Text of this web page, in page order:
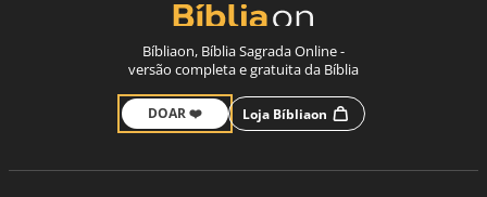
Bíbliaon, Bíblia Sagrada Online -
versão completa e gratuita da Bíblia
DOAR ❤️ Loja Bíbliaon